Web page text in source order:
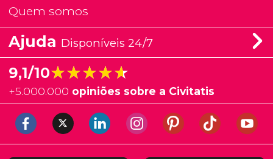
Quem somos
Ajuda Disponíveis 24/7
9,1/10★★★★★
★★★★★
+5.000.000 opiniões sobre a Civitatis